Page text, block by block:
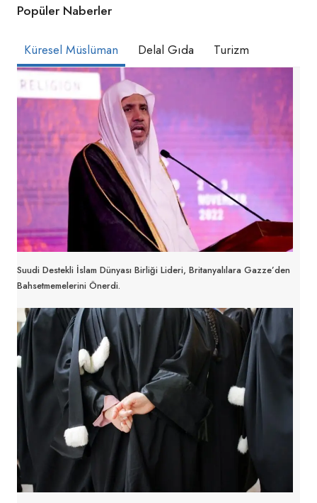
Popüler Naberler
Küresel Müslüman Delal Gıda Turizm
Suudi Destekli İslam Dünyası Birliği Lideri, Britanyalılara Gazze’den
Bahsetmemelerini Önerdi.